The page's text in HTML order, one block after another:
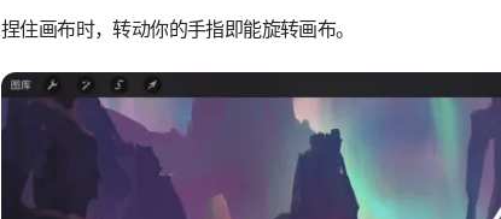
捏住画布时，转动你的手指即能旋转画布。